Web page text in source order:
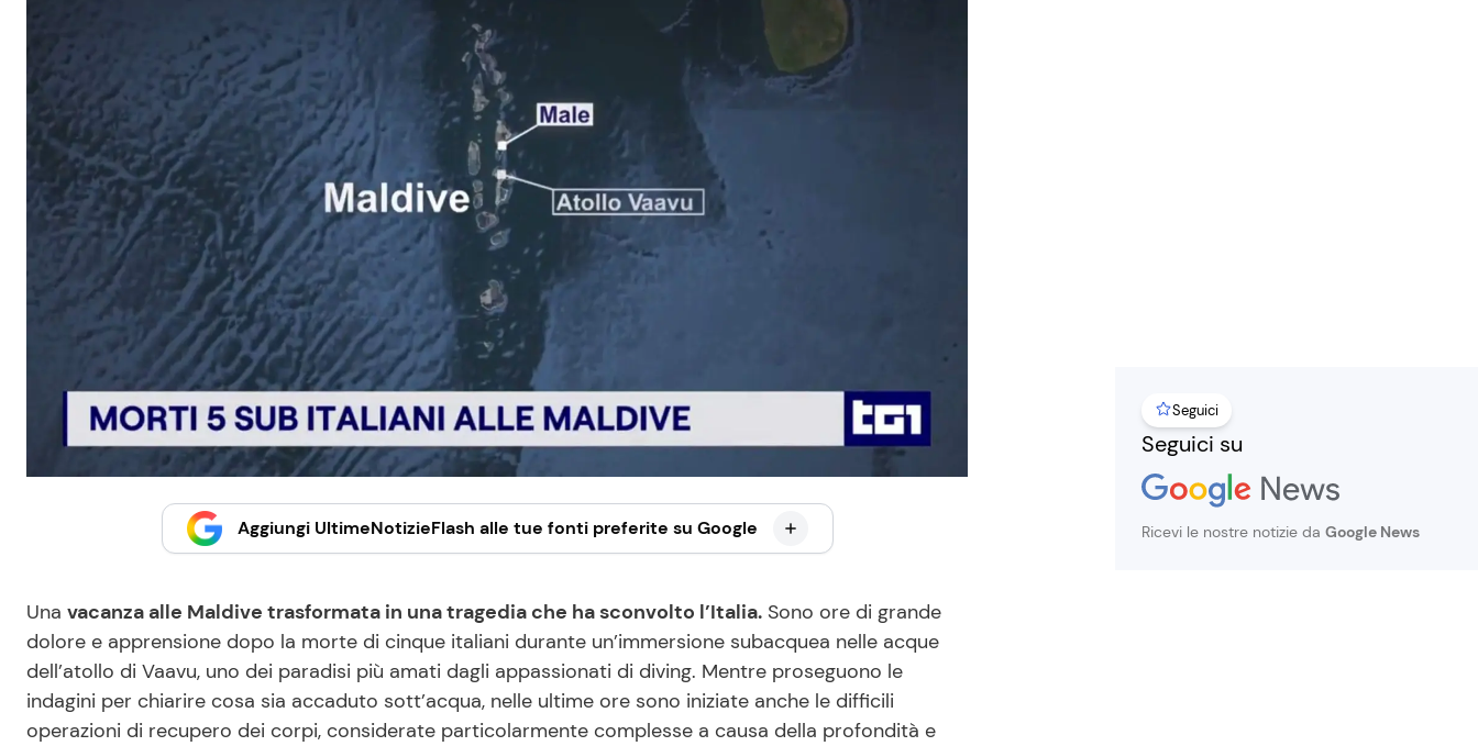
Aggiungi UltimeNotizieFlash alle tue fonti preferite su Google
Una vacanza alle Maldive trasformata in una tragedia che ha sconvolto l’Italia. Sono ore di grande
dolore e apprensione dopo la morte di cinque italiani durante un’immersione subacquea nelle acque
dell’atollo di Vaavu, uno dei paradisi più amati dagli appassionati di diving. Mentre proseguono le
indagini per chiarire cosa sia accaduto sott’acqua, nelle ultime ore sono iniziate anche le difficili
operazioni di recupero dei corpi, considerate particolarmente complesse a causa della profondità e
Seguici
Seguici su
Ricevi le nostre notizie da Google News